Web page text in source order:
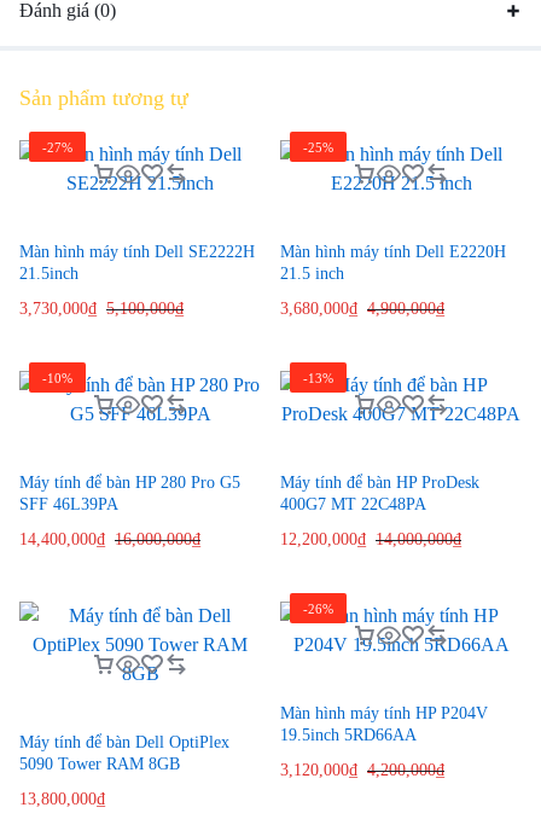
Đánh giá (0)
Sản phẩm tương tự
-27%
Màn hình máy tính Dell SE2222H
21.5inch
3,730,000₫ 5,100,000₫
-25%
Màn hình máy tính Dell E2220H
21.5 inch
3,680,000₫ 4,900,000₫
-10%
Máy tính để bàn HP 280 Pro G5
SFF 46L39PA
14,400,000₫ 16,000,000₫
-13%
Máy tính để bàn HP ProDesk
400G7 MT 22C48PA
12,200,000₫ 14,000,000₫
Máy tính để bàn Dell OptiPlex
5090 Tower RAM 8GB
13,800,000₫
-26%
Màn hình máy tính HP P204V
19.5inch 5RD66AA
3,120,000₫ 4,200,000₫